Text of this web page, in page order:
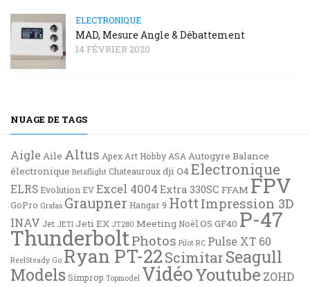
ELECTRONIQUE
MAD, Mesure Angle & Débattement
14 FÉVRIER 2020
NUAGE DE TAGS
Aigle Aile Altus Apex Art Hobby ASA Autogyre Balance
électronique Betaflight Chateaurouxdji O4Electronique
ELRS Evolution EVExcel 4004 Extra 330SC FFAM FPV
GoPro Grafas Graupner Hangar 9 Hott Impression 3D
INAV Jet JETI Jeti EX JT280 Meeting Noël OS GF40 P-47
ThunderboltPhotos Pilot RC Pulse XT 60
ReelSteady Go Ryan PT-22ScimitarSeagull
ModelsSimprop Topmodel VidéoYoutube ZOHD